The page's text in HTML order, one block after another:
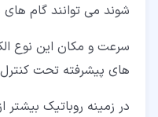
شوند می توانند گام
سرعت و مکان این نوع
های پیشرفته تحت
در زمینه روباتیک بیشتر